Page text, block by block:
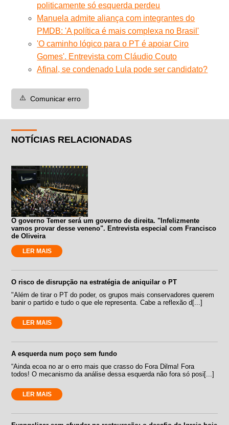
politicamente só esquerda perdeu
Manuela admite aliança com integrantes do
PMDB: 'A política é mais complexa no Brasil'
'O caminho lógico para o PT é apoiar Ciro
Gomes'. Entrevista com Cláudio Couto
Afinal, se condenado Lula pode ser candidato?
⚠️ Comunicar erro
NOTÍCIAS RELACIONADAS
O governo Temer será um governo de direita. "Infelizmente
vamos provar desse veneno". Entrevista especial com Francisco
de Oliveira
LER MAIS
O risco de disrupção na estratégia de aniquilar o PT
"Além de tirar o PT do poder, os grupos mais conservadores querem
banir o partido e tudo o que ele representa. Cabe a reflexão d[...]
LER MAIS
A esquerda num poço sem fundo
“Ainda ecoa no ar o erro mais que crasso do Fora Dilma! Fora
todos! O mecanismo da análise dessa esquerda não fora só posi[...]
LER MAIS